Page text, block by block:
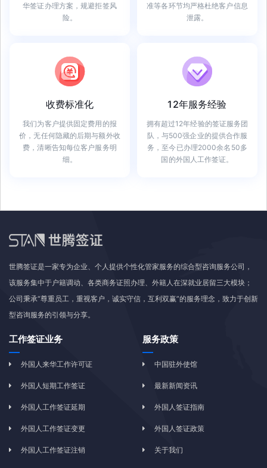
华签证办理方案，规避拒签风
险。
准等各环节均严格杜绝客户信息
泄露。
收费标准化
我们为客户提供固定费用的报
价，无任何隐藏的后期与额外收
费，清晰告知每位客户服务明
细。
12年服务经验
拥有超过12年经验的签证服务团
队，与500强企业的提供合作服
务，至今已办理2000余名50多
国的外国人工作签证。
世腾签证是一家专为企业、个人提供个性化管家服务的综合型咨询服务公司，
该服务集中于户籍调动、各类商务证照办理、外籍人在深就业居留三大模块；
公司秉承“尊重员工，重视客户，诚实守信，互利双赢”的服务理念，致力于创新
型咨询服务的引领与分享。
工作签证业务
外国人来华工作许可证
外国人短期工作签证
外国人工作签证延期
外国人工作签证变更
外国人工作签证注销
服务政策
中国驻外使馆
最新新闻资讯
外国人签证指南
外国人签证政策
关于我们